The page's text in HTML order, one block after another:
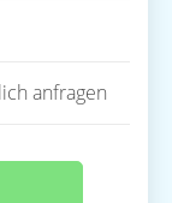
anfragen